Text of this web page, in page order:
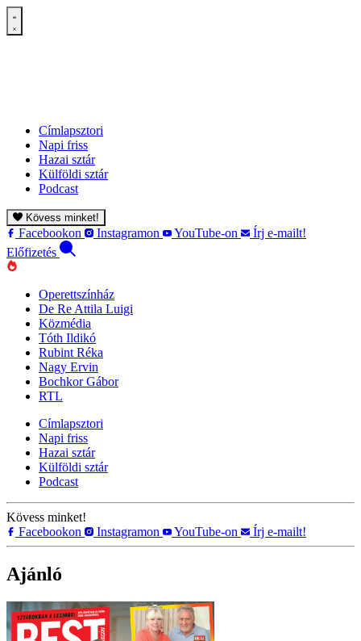
Címlapsztori
Napi friss
Hazai sztár
Külföldi sztár
Podcast
Kövess minket!
Facebookon Instagramon YouTube-on
Írj e-mailt!
Előfizetés
Operettszínház
De Re Attila Luigi
Közmédia
Tóth Ildikó
Rubint Réka
Nagy Ervin
Bochkor Gábor
RTL
Címlapsztori
Napi friss
Hazai sztár
Külföldi sztár
Podcast
Kövess minket!
Facebookon
Instagramon YouTube-on Írj e-mailt!
Ajánló